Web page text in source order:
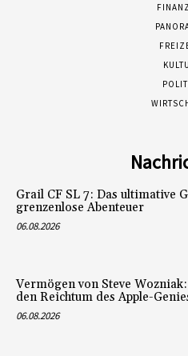
Grail CF SL 7: Das ultimative
grenzenlose Abenteuer
06.08.2026
Vermögen von Steve
den Reichtum des Apple-
06.08.2026